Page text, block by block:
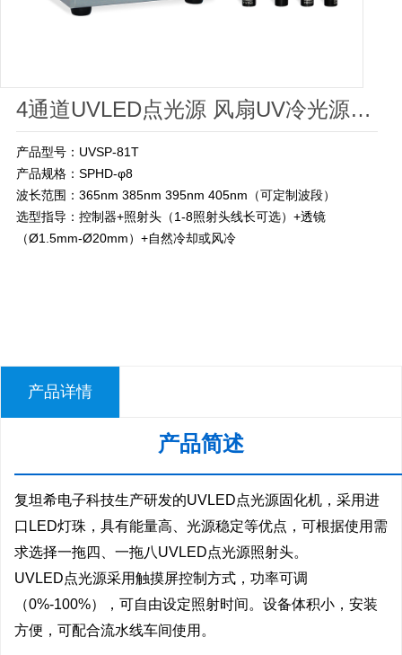
4通道UVLED点光源 风扇UV冷光源-∅8mm
产品型号：UVSP-81T
产品规格：SPHD-φ8
波长范围：365nm 385nm 395nm 405nm（可定制波段）
选型指导：控制器+照射头（1-8照射头线长可选）+透镜
（Ø1.5mm-Ø20mm）+自然冷却或风冷
产品详情
产品简述
复坦希电子科技生产研发的UVLED点光源固化机，采用进
口LED灯珠，具有能量高、光源稳定等优点，可根据使用需
求选择一拖四、一拖八UVLED点光源照射头。
UVLED点光源采用触摸屏控制方式，功率可调
（0%-100%），可自由设定照射时间。设备体积小，安装
方便，可配合流水线车间使用。